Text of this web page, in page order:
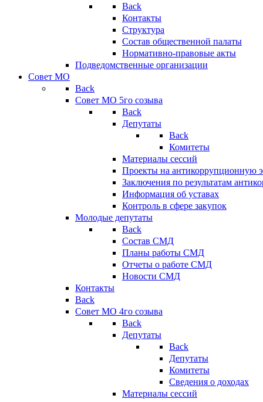
Back
Контакты
Структура
Состав общественной палаты
Нормативно-правовые акты
Подведомственные организации
Совет МО
Back
Совет МО 5го созыва
Back
Депутаты
Back
Комитеты
Материалы сессий
Проекты на антикоррупционную
Заключения по результатам
Информация об уставах
Контроль в сфере закупок
Молодые депутаты
Back
Состав СМД
Планы работы СМД
Отчеты о работе СМД
Новости СМД
Контакты
Back
Совет МО 4го созыва
Back
Депутаты
Back
Депутаты
Комитеты
Сведения о доходах
Материалы сессий